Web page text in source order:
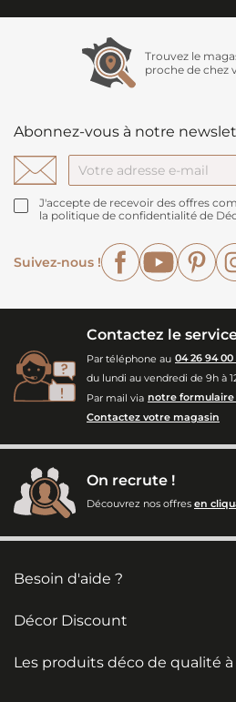
Trouvez le
proche de chez
Abonnez-vous à notre
J'accepte de recevoir des offres
la politique de confidentialité de
Suivez-nous !
Facebook
Contactez le
Par téléphone au 04 26 94 00
du lundi au vendredi de 9h à
Par mail via notre
Contactez votre magasin
On recrute !
Découvrez nos offres en
Besoin d'aide ?
Décor Discount
Les produits déco de qualité à